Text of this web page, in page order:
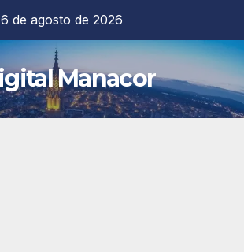
6 de agosto de 2026
Manacor